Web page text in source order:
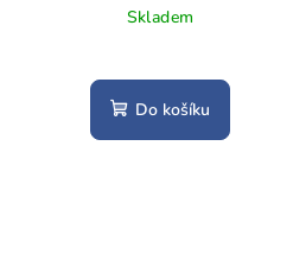
Skladem
Do košíku